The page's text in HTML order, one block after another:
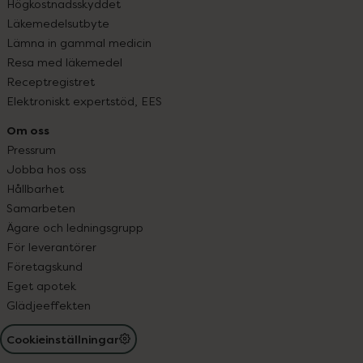
Högkostnadsskyddet
Läkemedelsutbyte
Lämna in gammal medicin
Resa med läkemedel
Receptregistret
Elektroniskt expertstöd, EES
Om oss
Pressrum
Jobba hos oss
Hållbarhet
Samarbeten
Ägare och ledningsgrupp
För leverantörer
Företagskund
Eget apotek
Glädjeeffekten
Cookieinställningar